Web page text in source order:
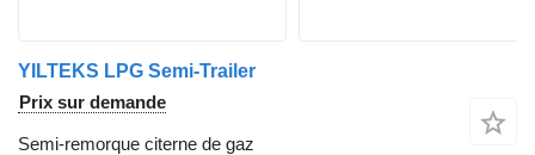
YILTEKS LPG Semi-Trailer
Prix sur demande
Semi-remorque citerne de gaz